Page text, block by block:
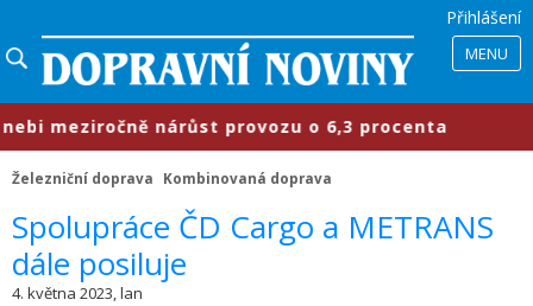
Přihlášení
MENU
nárůst provozu o 6,3 procenta
Železniční doprava Kombinovaná doprava
Spolupráce ČD Cargo a METRANS
dále posiluje
4. května 2023, lan